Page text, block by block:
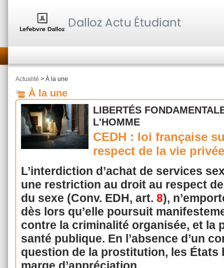
Actualité > À la une
À la une
LIBERTÉS
L'HOMME
CEDH : loi française
respect de la vie
L’interdiction d’achat de services
une restriction au droit au respect
du sexe (Conv. EDH, art. 8),
dès lors qu’elle poursuit
contre la criminalité organisée, et la
santé publique. En l’absence d’un
question de la prostitution, les États